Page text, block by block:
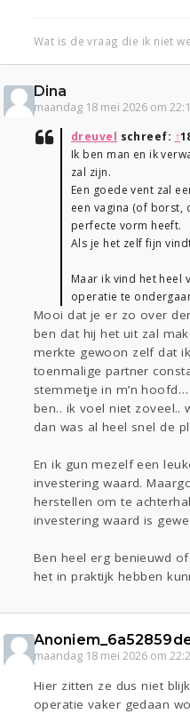
Wat is de vraag die ik niet
Dina
maandag 18 mei 2026 om
dreuvel schreef: ↑
Ik ben man en ik
zal zijn.
Een goede vent zal
een vagina (of borst,
perfecte vorm heeft.
Als je het zelf fijn
Maar ik vind het heel
operatie te
Mooi dat je er zo over
ben dat hij het uit zal
merkte gewoon zelf dat
toenmalige partner
stemmetje in m’n
ben.. ik voel niet zoveel..
dan was al heel snel de
En ik gun mezelf een
investering waard.
herstellen om te
investering waard is
Ben heel erg benieuwd
het in praktijk hebben
maandag 18 mei 2026 om
Hier zitten ze dus niet
operatie vaker gedaan